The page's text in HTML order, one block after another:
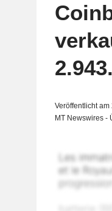
Veröffentlicht
MT Newswires -